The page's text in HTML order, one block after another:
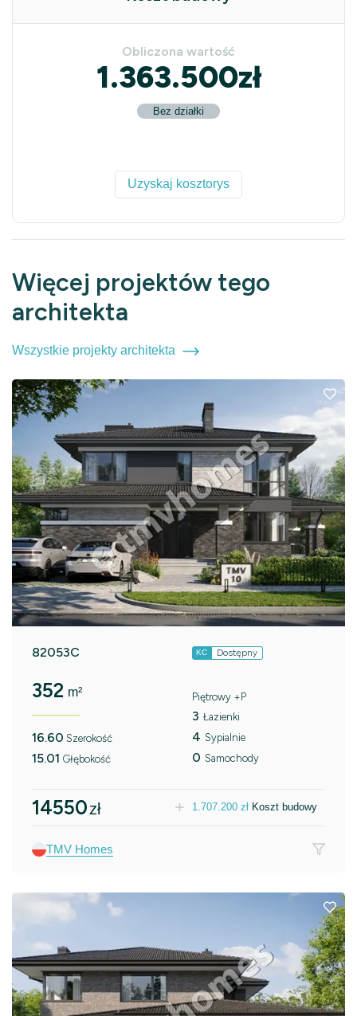
Obliczona wartość
1.363.500zł
Bez działki
Uzyskaj kosztorys
Więcej projektów tego
architekta
Wszystkie projekty architekta
82053C KC Dostępny
352 m²
16.60 Szerokość
15.01 Głębokość
Piętrowy +P
3 Łazienki
4 Sypialnie
0 Samochody
14550zł 1.707.200 zł Koszt budowy
TMV Homes